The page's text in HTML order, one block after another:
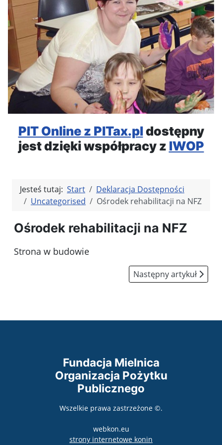
PIT Online z PITax.pldostępny
jest dzięki współpracy z IWOP
Jesteś tutaj: Start
Deklaracja Dostępności
Uncategorised
Ośrodek rehabilitacji na NFZ
Ośrodek rehabilitacji na NFZ
Strona w budowie
Następny artykuł:
Następny artykuł
Fundacja Mielnica
Organizacja Pożytku
Publicznego
Wszelkie prawa zastrzeżone ©.
webkon.eu
strony internetowe konin